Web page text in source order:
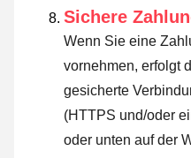
Sichere
Wenn Sie eine
vornehmen, erfolgt
gesicherte
(HTTPS und/oder
oder unten auf der